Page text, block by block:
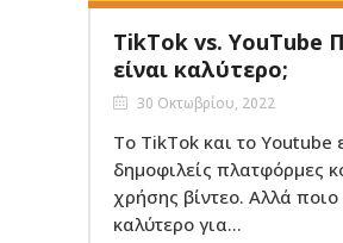
TikTok vs. YouTube
είναι καλύτερο;
30 Οκτωβρίου, 2022
Το TikTok και το Youtube
δημοφιλείς πλατφόρμες
χρήσης βίντεο. Αλλά ποιο
καλύτερο για...